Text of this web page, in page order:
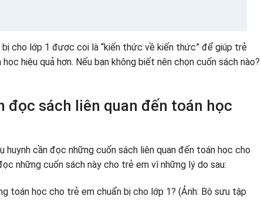
năng học của con bạn
minh họa sống động
nhiều sự hiểu biết
chuẩn bị để vào lớp 1 phù hợp
Bộ 3 cuốn sách
1 2 3
cho lớp 1 được coi là “kiến thức về kiến ​​thức” để giúp trẻ
hiệu quả hơn. Nếu bạn không biết nên chọn cuốn sách nào?
đọc sách liên quan đến toán học
huynh cần đọc những cuốn sách liên quan đến toán học cho
những cuốn sách này cho trẻ em vì những lý do sau: